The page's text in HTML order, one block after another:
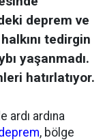
deprem ve
tedirgin
yaşanmadı.
hatırlatıyor.
ardı ardına
, bölge